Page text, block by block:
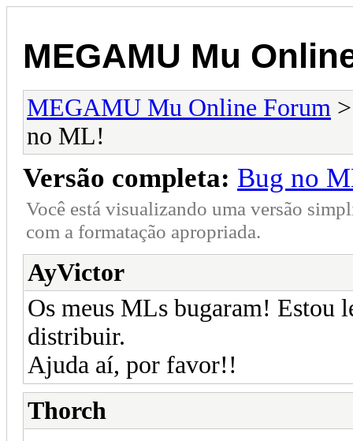
MEGAMU Mu
MEGAMU Mu Online Forum
no ML!
Versão completa: Bug no
Você está visualizando uma versão
com a formatação apropriada.
AyVictor
Os meus MLs bugaram! Estou
distribuir.
Ajuda aí, por favor!!
Thorch